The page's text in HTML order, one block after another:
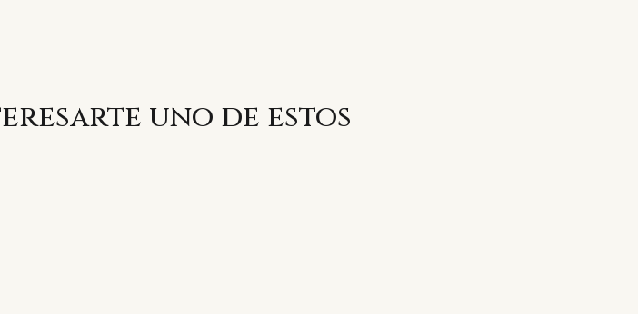
uno de estos